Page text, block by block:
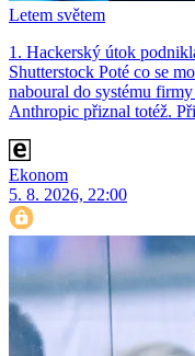
Letem světem
1. Hackerský útok
Shutterstock Poté co se
naboural do systému
Anthro­pic přiznal totéž.
Ekonom
5. 8. 2026, 22:00